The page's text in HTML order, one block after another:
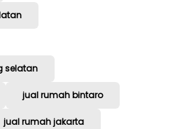
selatan
jual rumah bintaro
jual rumah jakarta